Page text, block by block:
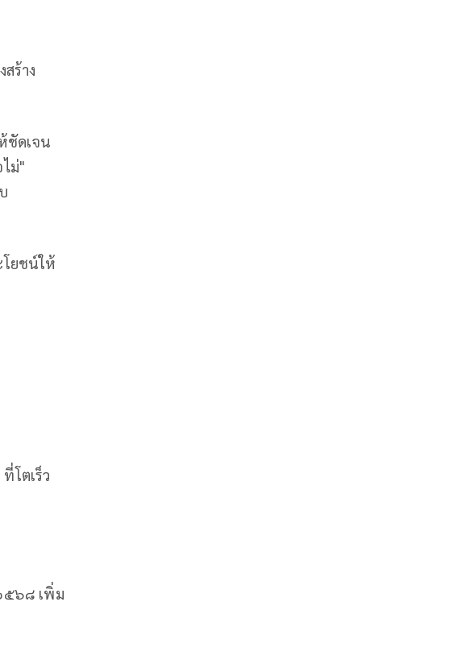
ร้าง
ชัดเจน
ม่"
โยชน์ให้
โตเร็ว
๕๖๘ เพิ่ม